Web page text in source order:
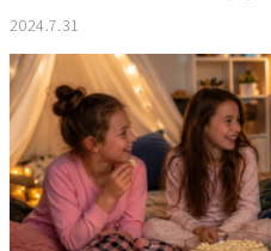
2024.7.31